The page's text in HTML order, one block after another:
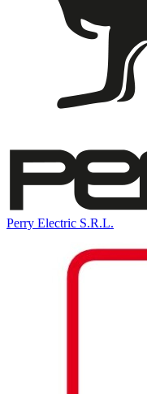
Perry Electric S.R.L.